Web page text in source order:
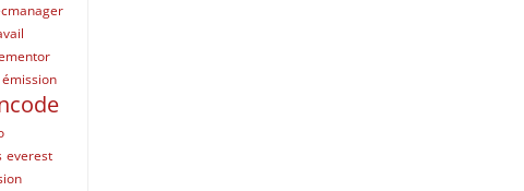
émission
everest